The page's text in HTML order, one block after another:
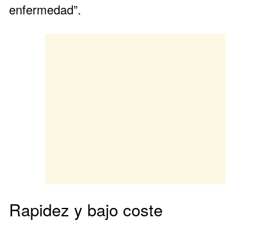
enfermedad”.
Rapidez y bajo coste